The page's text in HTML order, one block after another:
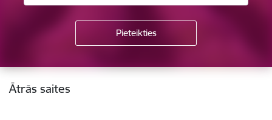
Kājene
Ātrās saites